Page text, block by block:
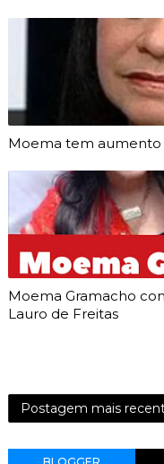
Moema tem
Moema Gramacho
Lauro de Freitas
Postagem mais